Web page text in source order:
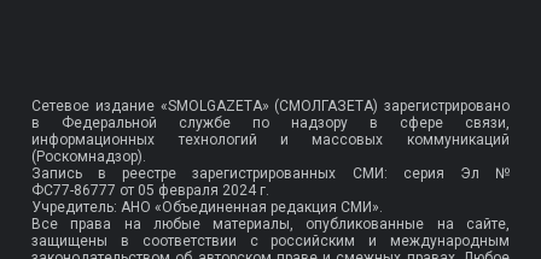
Сетевое издание «SMOLGAZETA» (СМОЛГАЗЕТА) зарегистрировано
в Федеральной службе по надзору в сфере связи,
информационных технологий и массовых коммуникаций
(Роскомнадзор).
Запись в реестре зарегистрированных СМИ: серия Эл №
ФС77-86777 от 05 февраля 2024 г.
Учредитель: АНО «Объединенная редакция СМИ».
Все права на любые материалы, опубликованные на сайте,
защищены в соответствии с российским и международным